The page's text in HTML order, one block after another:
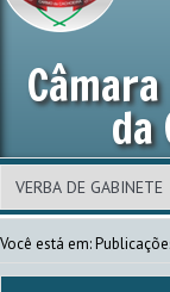
da
Você está em: